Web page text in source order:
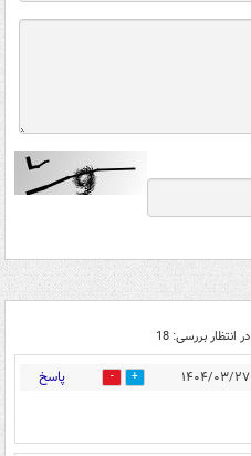
در انتظار بررسی: 18
3 پاسخ